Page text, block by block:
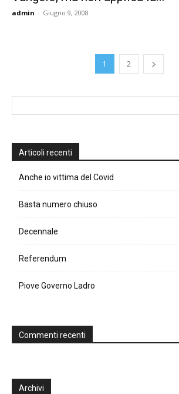
admin - Giugno 9, 2008
1 2
Articoli recenti
Anche io vittima del Covid
Basta numero chiuso
Decennale
Referendum
Piove Governo Ladro
Commenti recenti
Archivi